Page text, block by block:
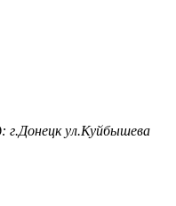
г.Донецк ул.Куйбышева